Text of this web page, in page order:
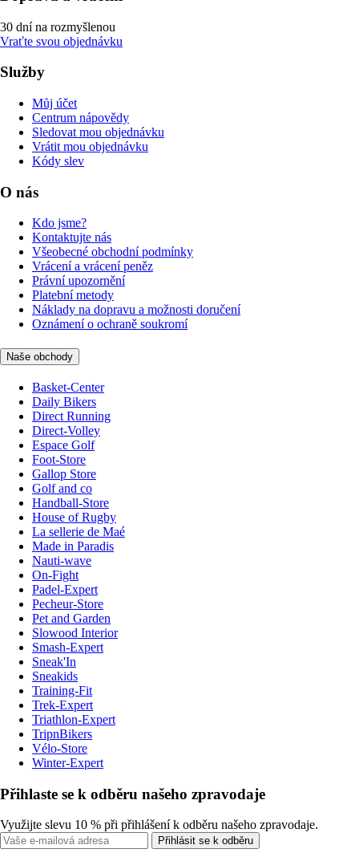
30 dní na rozmyšlenou
Vraťte svou objednávku
Služby
Můj účet
Centrum nápovědy
Sledovat mou objednávku
Vrátit mou objednávku
Kódy slev
O nás
Kdo jsme?
Kontaktujte nás
Všeobecné obchodní podmínky
Vrácení a vrácení peněz
Právní upozornění
Platební metody
Náklady na dopravu a možnosti doručení
Oznámení o ochraně soukromí
Naše obchody
Basket-Center
Daily Bikers
Direct Running
Direct-Volley
Espace Golf
Foot-Store
Gallop Store
Golf and co
Handball-Store
House of Rugby
La sellerie de Maé
Made in Paradis
Nauti-wave
On-Fight
Padel-Expert
Pecheur-Store
Pet and Garden
Slowood Interior
Smash-Expert
Sneak'In
Sneakids
Training-Fit
Trek-Expert
Triathlon-Expert
TripnBikers
Vélo-Store
Winter-Expert
Přihlaste se k odběru našeho zpravodaje
Využijte slevu 10 % při přihlášení k odběru našeho zpravodaje.
Přihlásit se k odběru